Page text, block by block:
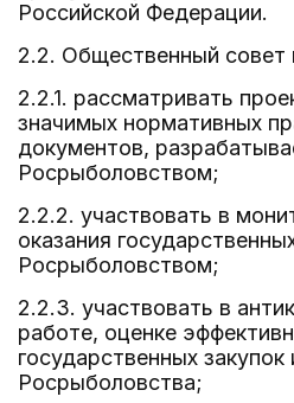
Российской Федерации.
2.2. Общественный совет
2.2.1. рассматривать
значимых нормативных
документов,
Росрыболовством;
2.2.2. участвовать в
оказания
Росрыболовством;
2.2.3. участвовать в
работе, оценке
государственных
Росрыболовства;